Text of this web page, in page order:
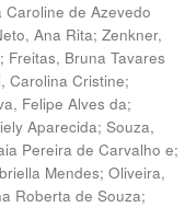
Caroline de Azevedo
Ana Rita; Zenkner,
; Freitas, Bruna Tavares
Carolina Cristine;
Felipe Alves da;
Aparecida; Souza,
Pereira de Carvalho e;
Mendes; Oliveira,
Roberta de Souza;